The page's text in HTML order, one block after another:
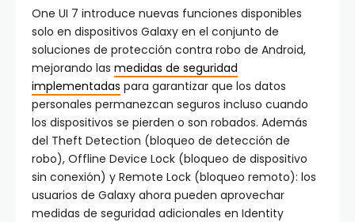
One UI 7 introduce nuevas funciones disponibles
solo en dispositivos Galaxy en el conjunto de
soluciones de protección contra robo de Android,
mejorando las medidas de seguridad
implementadas para garantizar que los datos
personales permanezcan seguros incluso cuando
los dispositivos se pierden o son robados. Además
del Theft Detection (bloqueo de detección de
robo), Offline Device Lock (bloqueo de dispositivo
sin conexión) y Remote Lock (bloqueo remoto): los
usuarios de Galaxy ahora pueden aprovechar
medidas de seguridad adicionales en Identity